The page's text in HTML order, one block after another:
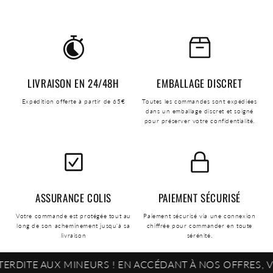
LIVRAISON EN 24/48H
Expédition offerte à partir de 65€
EMBALLAGE DISCRET
Toutes les commandes sont expédiées
dans un emballage discret et soigné
pour préserver votre confidentialité.
ASSURANCE COLIS
Votre commande est protégée tout au
long de son acheminement jusqu'à sa
livraison
PAIEMENT SÉCURISÉ
Paiement sécurisé via une connexion
chiffrée pour commander en toute
sérénité.
MINEURS ! EN ACCÉDANT À NOS OFFRES, VOUS